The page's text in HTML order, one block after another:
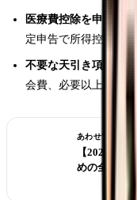
医療費控除を申告する
定申告で所得控除を受
不要な天引き項目を見
会費、必要以上の財
あわせて読みた
【2026年
めの全知識